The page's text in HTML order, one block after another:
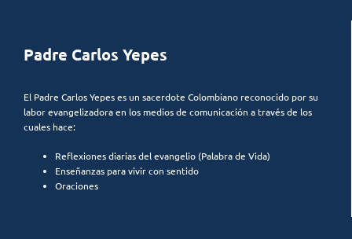
Padre Carlos Yepes
El Padre Carlos Yepes es un sacerdote Colombiano reconocido por su
labor evangelizadora en los medios de comunicación a través de los
cuales hace:
Reflexiones diarias del evangelio (Palabra de Vida)
Enseñanzas para vivir con sentido
Oraciones